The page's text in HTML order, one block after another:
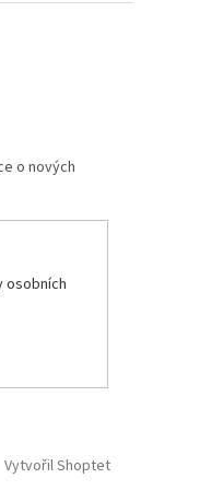
o nových
osobních
Vytvořil Shoptet